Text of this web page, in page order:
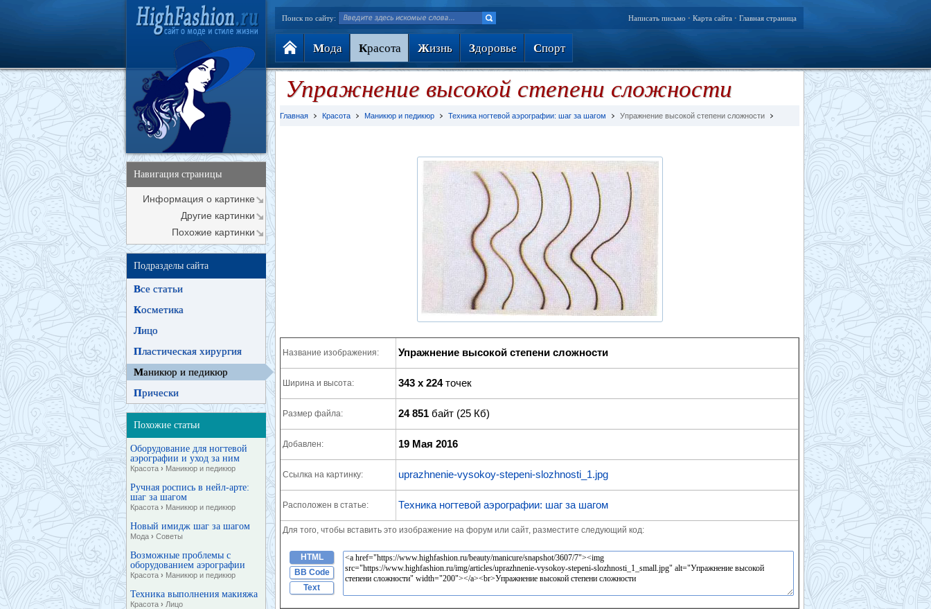
Поиск по сайту: Написать письмо • Карта сайта • Главная страница
Мода Красота Жизнь Здоровье Спорт
Навигация страницы
Информация о картинке
Другие картинки
Похожие картинки
Подразделы сайта
Все статьи
Косметика
Лицо
Пластическая хирургия
Маникюр и педикюр
Прически
Похожие статьи
Оборудование для ногтевой
аэрографии и уход за ним
Красота › Маникюр и педикюр
Ручная роспись в нейл-арте:
шаг за шагом
Красота › Маникюр и педикюр
Новый имидж шаг за шагом
Мода › Советы
Возможные проблемы с
оборудованием аэрографии
Красота › Маникюр и педикюр
Техника выполнения макияжа
Красота › Лицо
Упражнение высокой степени сложности
Главная Красота Маникюр и педикюр Техника ногтевой аэрографии: шаг за шагом Упражнение высокой степени сложности
Название изображения: Упражнение высокой степени сложности
Ширина и высота: 343 x 224точек
Размер файла: 24 851 байт (25 Кб)
Добавлен: 19 Мая 2016
Ссылка на картинку: uprazhnenie-vysokoy-stepeni-slozhnosti_1.jpg
Расположен в статье: Техника ногтевой аэрографии: шаг за шагом
Для того, чтобы вставить это изображение на форум или сайт, разместите следующий код:
HTML
BB Code
Text